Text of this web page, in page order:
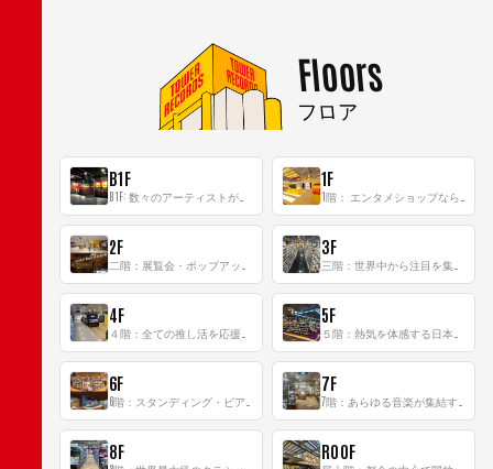
Floors
フロア
B1F 1F
2F 3F
4F 5F
6F 7F
8F ROOF